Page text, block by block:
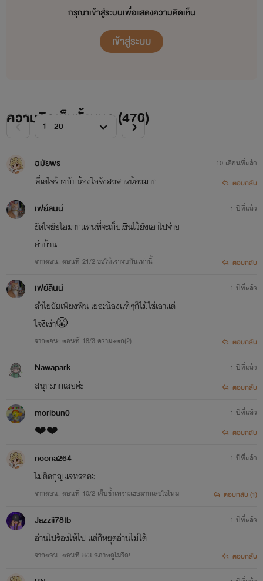
กรุณาเข้าสู่ระบบเพื่อแสดงความคิดเห็น
เข้าสู่ระบบ
ความคิดเห็นทั้งหมด (470)
ฉมัยพร
พี่เตใจร้ายกับน้องไอจังสงสารน้องมาก
10 เดือนที่แล้ว
ตอบกลับ
เฟย์ลินน์
ขัดใจยัยไอมากแทนที่จะเก็บเงินไว้ยังเอาไปจ่าย
ค่าบ้าน
จากตอน: ตอนที่ 21/2 ขอให้เราจบกันเท่านี้
1 ปีที่แล้ว
ตอบกลับ
เฟย์ลินน์
ลำไยยัยเพียงพิน เยอะน้องแท้ๆก็ไม้ใช่เอาแต่
ใจงี่เง่า😤
จากตอน: ตอนที่ 18/3 ความแตก(2)
1 ปีที่แล้ว
ตอบกลับ
Nawapark
สนุกมากเลยค่ะ
1 ปีที่แล้ว
ตอบกลับ
moribun0
❤️❤️
1 ปีที่แล้ว
ตอบกลับ
noona264
ไม่ติดกุญแจหรอคะ
จากตอน: ตอนที่ 10/2 เจ็บช้ำเพราะเธอมากเลยใช่ไหม
1 ปีที่แล้ว
ตอบกลับ (1)
Jazzii78tb
อ่านไปร้องไห้ไป แต่ก็หยุดอ่านไม่ได้
จากตอน: ตอนที่ 8/3 สภาพดูไม่จืด!
1 ปีที่แล้ว
ตอบกลับ